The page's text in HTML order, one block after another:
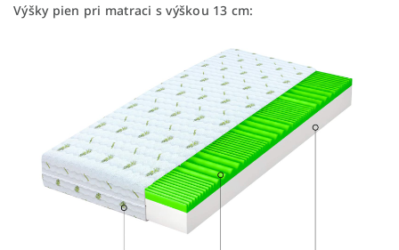
Výšky pien pri matraci s výškou 13 cm: